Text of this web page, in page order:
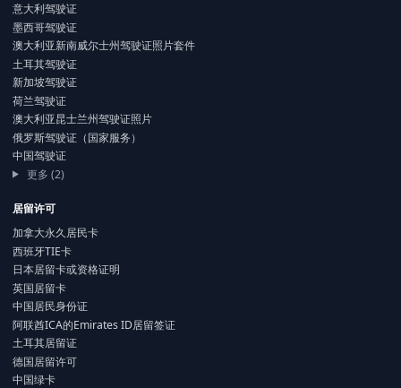
意大利驾驶证
墨西哥驾驶证
澳大利亚新南威尔士州驾驶证照片套件
土耳其驾驶证
新加坡驾驶证
荷兰驾驶证
澳大利亚昆士兰州驾驶证照片
俄罗斯驾驶证（国家服务）
中国驾驶证
更多 (2)
居留许可
加拿大永久居民卡
西班牙TIE卡
日本居留卡或资格证明
英国居留卡
中国居民身份证
阿联酋ICA的Emirates ID居留签证
土耳其居留证
德国居留许可
中国绿卡